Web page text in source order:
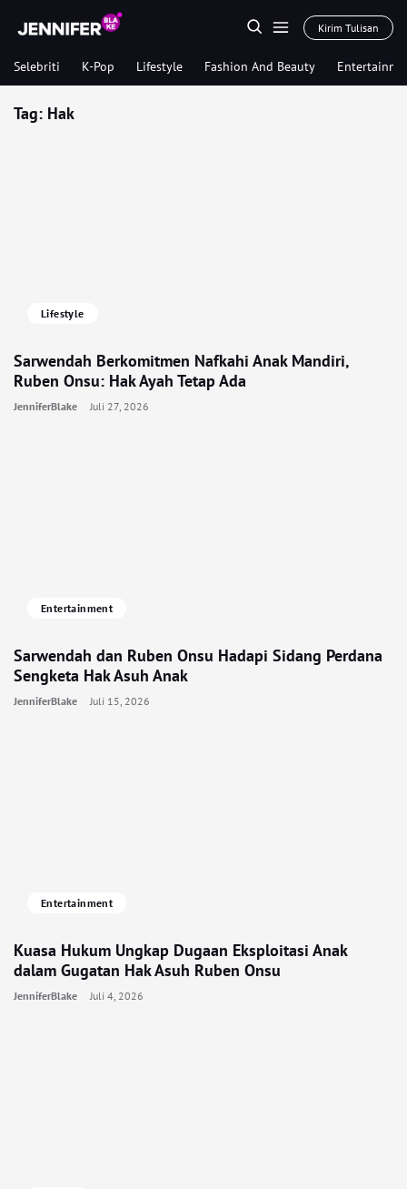
Kirim Tulisan
Selebriti K-Pop Lifestyle Fashion And Beauty
Tag: Hak
Lifestyle
Sarwendah Berkomitmen Nafkahi Anak Mandiri,
Ruben Onsu: Hak Ayah Tetap Ada
JenniferBlake Juli 27, 2026
Entertainment
Sarwendah dan Ruben Onsu Hadapi Sidang Perdana
Sengketa Hak Asuh Anak
JenniferBlake Juli 15, 2026
Entertainment
Kuasa Hukum Ungkap Dugaan Eksploitasi Anak
dalam Gugatan Hak Asuh Ruben Onsu
JenniferBlake Juli 4, 2026